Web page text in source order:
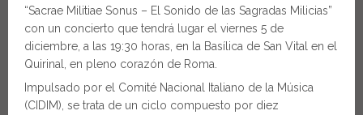
“Sacrae Militiae Sonus – El Sonido de las Sagradas Milicias”
con un concierto que tendrá lugar el viernes 5 de
diciembre, a las 19:30 horas, en la Basílica de San Vital en el
Quirinal, en pleno corazón de Roma.
Impulsado por el Comité Nacional Italiano de la Música
(CIDIM), se trata de un ciclo compuesto por diez